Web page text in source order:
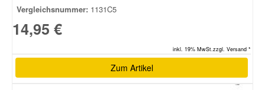
Vergleichsnummer: 1131C5
14,95 €
inkl. 19% MwSt.zzgl. Versand *
Zum Artikel